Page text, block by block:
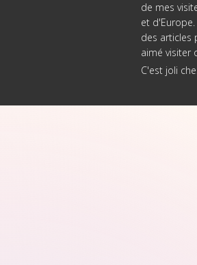
de mes
et
des articles
aimé visiter
C'est joli